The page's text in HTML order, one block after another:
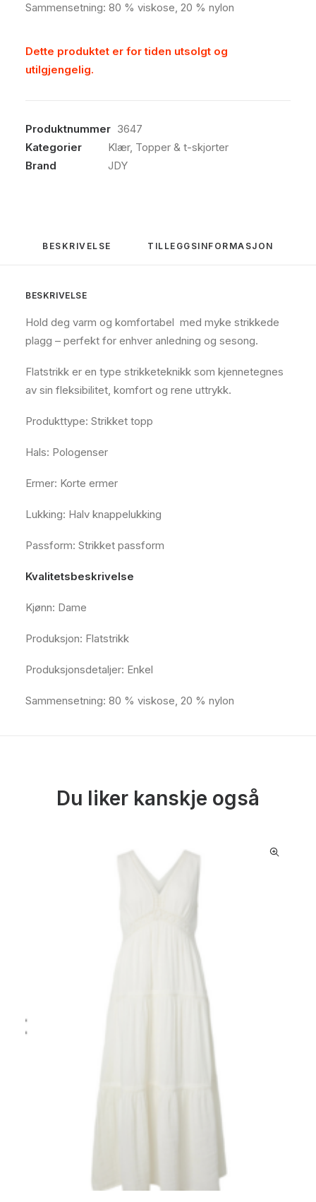
Sammensetning: 80 % viskose, 20 % nylon
Dette produktet er for tiden utsolgt og
utilgjengelig.
Produktnummer 3647
Kategorier
Klær, Topper & t-skjorter
Brand
JDY
BESKRIVELSE TILLEGGSINFORMASJON
BESKRIVELSE
Hold deg varm og komfortabel med myke strikkede
plagg – perfekt for enhver anledning og sesong.
Flatstrikk er en type strikketeknikk som kjennetegnes
av sin fleksibilitet, komfort og rene uttrykk.
Produkttype: Strikket topp
Hals: Pologenser
Ermer: Korte ermer
Lukking: Halv knappelukking
Passform: Strikket passform
Kvalitetsbeskrivelse
Kjønn: Dame
Produksjon: Flatstrikk
Produksjonsdetaljer: Enkel
Sammensetning: 80 % viskose, 20 % nylon
Du liker kanskje også